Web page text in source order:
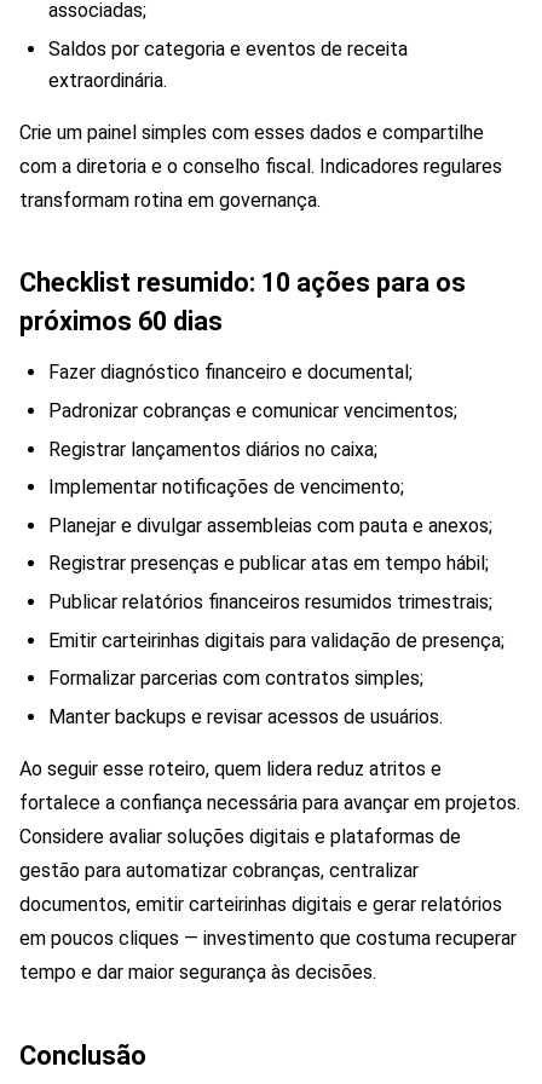
associadas;
Saldos por categoria e eventos de receita
extraordinária.
Crie um painel simples com esses dados e compartilhe
com a diretoria e o conselho fiscal. Indicadores regulares
transformam rotina em governança.
Checklist resumido: 10 ações para os
próximos 60 dias
Fazer diagnóstico financeiro e documental;
Padronizar cobranças e comunicar vencimentos;
Registrar lançamentos diários no caixa;
Implementar notificações de vencimento;
Planejar e divulgar assembleias com pauta e anexos;
Registrar presenças e publicar atas em tempo hábil;
Publicar relatórios financeiros resumidos trimestrais;
Emitir carteirinhas digitais para validação de presença;
Formalizar parcerias com contratos simples;
Manter backups e revisar acessos de usuários.
Ao seguir esse roteiro, quem lidera reduz atritos e
fortalece a confiança necessária para avançar em projetos.
Considere avaliar soluções digitais e plataformas de
gestão para automatizar cobranças, centralizar
documentos, emitir carteirinhas digitais e gerar relatórios
em poucos cliques — investimento que costuma recuperar
tempo e dar maior segurança às decisões.
Conclusão